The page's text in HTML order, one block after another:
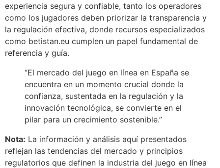
experiencia segura y confiable, tanto los operadores
como los jugadores deben priorizar la transparencia y
la regulación efectiva, donde recursos especializados
como betistan.eu cumplen un papel fundamental de
referencia y guía.
“El mercado del juego en línea en España se
encuentra en un momento crucial donde la
confianza, sustentada en la regulación y la
innovación tecnológica, se convierte en el
pilar para un crecimiento sostenible.”
Nota: La información y análisis aquí presentados
reflejan las tendencias del mercado y principios
regulatorios que definen la industria del juego en línea